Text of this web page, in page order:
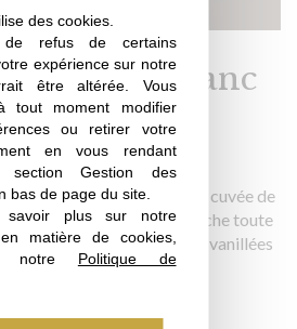
des cookies.
refus de certains
expérience sur notre
être altérée. Vous
tout moment modifier
ou retirer votre
en vous rendant
Gestion des
bas de page du site.
savoir plus sur notre
matière de cookies,
notre Politique de
Londe Blanc
2025
dorés présage d’une cuvée de
brioche et de miel, la bouche toute
présente de subtiles notes vanillées